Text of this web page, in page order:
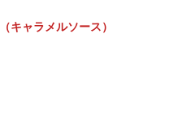
キャラメルソース）